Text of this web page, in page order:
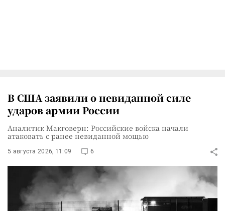
В США заявили о невиданной силе
ударов армии России
Аналитик Макговерн: Российские войска начали
атаковать с ранее невиданной мощью
5 августа 2026, 11:09 6